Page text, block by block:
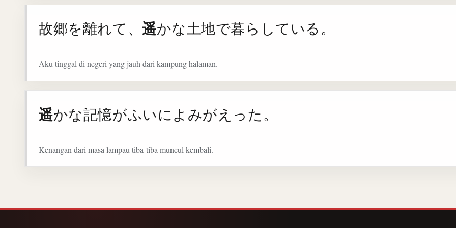
故郷を離れて、遥かな土地で暮らしている。
Aku tinggal di negeri yang jauh dari kampung halaman.
遥かな記憶がふいによみがえった。
Kenangan dari masa lampau tiba-tiba muncul kembali.